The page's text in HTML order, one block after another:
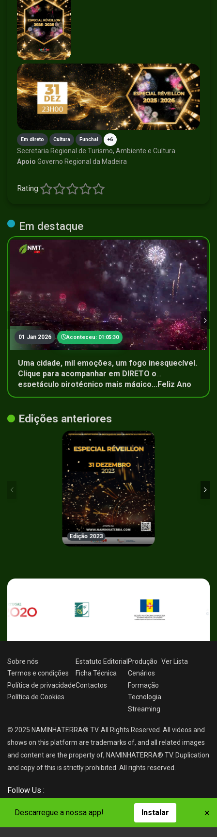
Em direto Cultura Funchal +6
Secretaria Regional de Turismo, Ambiente e Cultura
Apoio Governo Regional da Madeira
Rating:
Em destaque
01 Jan 2026 Aconteceu: 01:05:30
Uma cidade, mil emoções, um fogo inesquecível.
Clique para acompanhar em DIRETO o
espetáculo pirotécnico mais mágico...Feliz Ano
Novo!
Edições anteriores
Edição 2023
Sobre nós
Termos e condições
Política de privacidade
Política de Cookies
Estatuto Editorial
Ficha Técnica
Contactos
Produção
Cenários
Formação
Tecnologia
Streaming
Ver Lista
© 2025 NAMINHATERRA® TV. All Rights Reserved. All videos and
shows on this platform are trademarks of, and all related images
and content are the property of, NAMINHATERRA® TV. Duplication
and copy of this is strictly prohibited. All rights reserved.
Follow Us :
Descarregue a nossa app! Instalar ×